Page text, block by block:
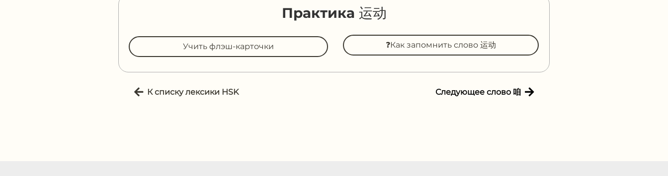
Практика 运动
Учить флэш-карточки ❓Как запомнить слово 运动
К списку лексики HSK Следующее слово 咱